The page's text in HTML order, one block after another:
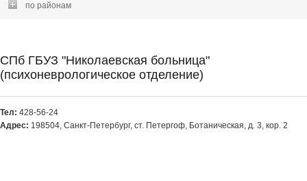
по районам
СПб ГБУЗ "Николаевская больница"
(психоневрологическое отделение)
Тел: 428-56-24
Адрес: 198504, Санкт-Петербург, ст. Петергоф, Ботаническая, д. 3, кор. 2